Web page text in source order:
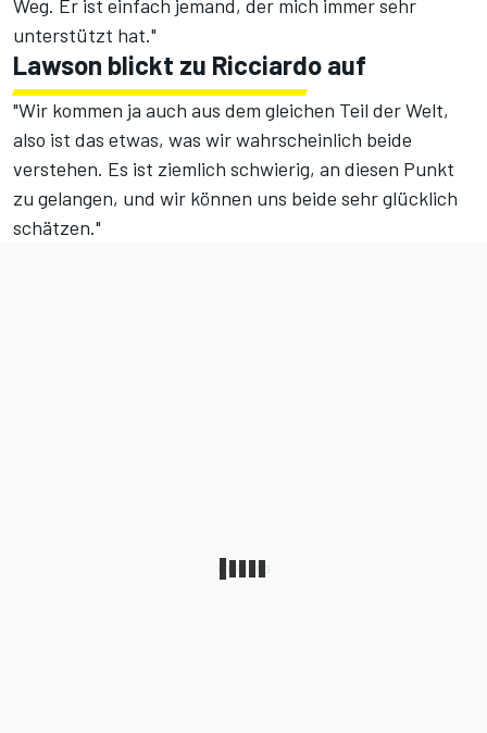
Weg. Er ist einfach jemand, der mich immer sehr
unterstützt hat."
Lawson blickt zu Ricciardo auf
"Wir kommen ja auch aus dem gleichen Teil der Welt,
also ist das etwas, was wir wahrscheinlich beide
verstehen. Es ist ziemlich schwierig, an diesen Punkt
zu gelangen, und wir können uns beide sehr glücklich
schätzen."